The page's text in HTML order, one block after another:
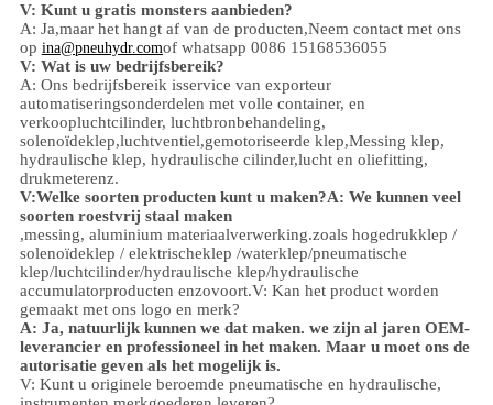
V: Kunt u gratis monsters aanbieden?
A: Ja,maar het hangt af van de producten,Neem contact met ons
op ina@pneuhydr.comof whatsapp 0086 15168536055
V: Wat is uw bedrijfsbereik?
A: Ons bedrijfsbereik isservice van exporteur
automatiseringsonderdelen met volle container, en
verkoopluchtcilinder, luchtbronbehandeling,
solenoïdeklep,luchtventiel,gemotoriseerde klep,Messing klep,
hydraulische klep, hydraulische cilinder,lucht en oliefitting,
drukmeterenz.
V:Welke soorten producten kunt u maken?A: We kunnen veel
soorten roestvrij staal maken
,messing, aluminium materiaalverwerking.zoals hogedrukklep /
solenoïdeklep / elektrischeklep /waterklep/pneumatische
klep/luchtcilinder/hydraulische klep/hydraulische
accumulatorproducten enzovoort.V: Kan het product worden
gemaakt met ons logo en merk?
A: Ja, natuurlijk kunnen we dat maken. we zijn al jaren OEM-
leverancier en professioneel in het maken. Maar u moet ons de
autorisatie geven als het mogelijk is.
V: Kunt u originele beroemde pneumatische en hydraulische,